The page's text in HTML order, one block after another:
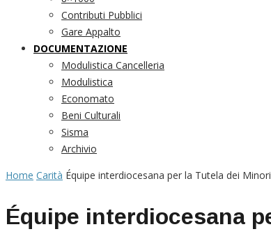
Contributi Pubblici
Gare Appalto
DOCUMENTAZIONE
Modulistica Cancelleria
Modulistica
Economato
Beni Culturali
Sisma
Archivio
Home Carità Équipe interdiocesana per la Tutela dei Minori
Équipe interdiocesana